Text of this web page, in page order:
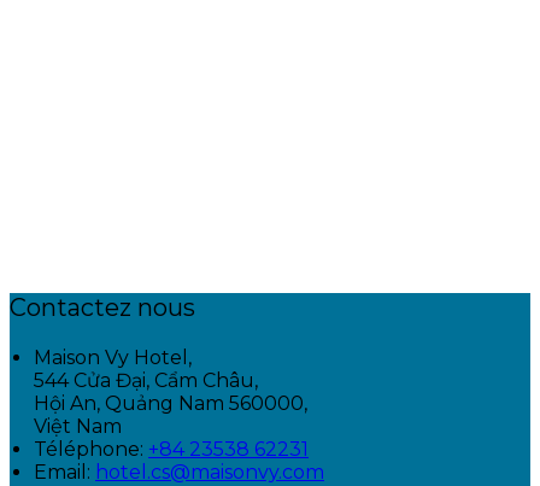
Contactez nous
Maison Vy Hotel,
544 Cửa Đại, Cẩm Châu,
Hội An, Quảng Nam 560000,
Việt Nam
Téléphone: +84 23538 62231
Email: hotel.cs@maisonvy.com